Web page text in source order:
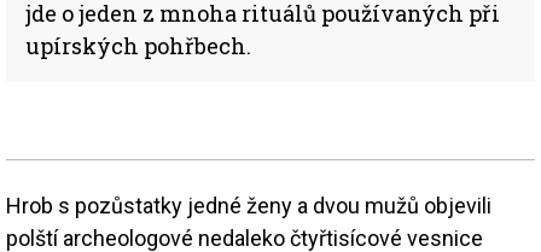
jde o jeden z mnoha rituálů používaných při
upírských pohřbech.
Hrob s pozůstatky jedné ženy a dvou mužů objevili
polští archeologové nedaleko čtyřtisícové vesnice